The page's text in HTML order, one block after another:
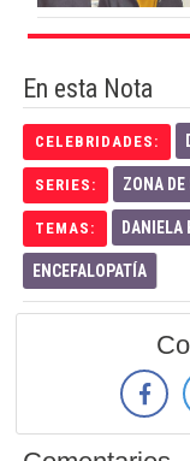
En esta Nota
CELEBRIDADES:
SERIES: ZONA
TEMAS: DANIELA
ENCEFALOPATÍA